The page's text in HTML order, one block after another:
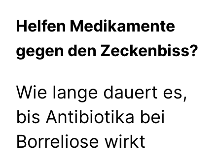
Helfen Medikamente
gegen den Zeckenbiss?
Wie lange dauert es,
bis Antibiotika bei
Borreliose wirkt